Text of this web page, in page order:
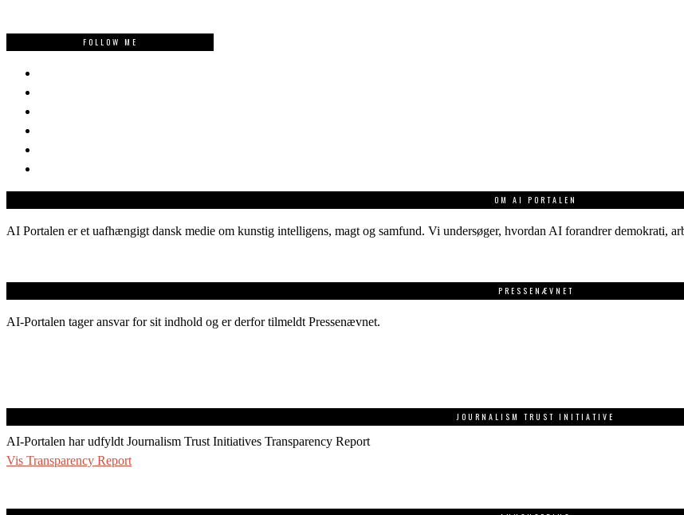
FOLLOW ME
OM AI PORTALEN
AI Portalen er et uafhængigt dansk medie om kunstig intelligens, magt og samfund. Vi undersøger, hvordan AI forandrer demokrati,
PRESSENÆVNET
AI-Portalen tager ansvar for sit indhold og er derfor tilmeldt Pressenævnet.
JOURNALISM TRUST INITIATIVE
AI-Portalen har udfyldt Journalism Trust Initiatives Transparency Report
Vis Transparency Report